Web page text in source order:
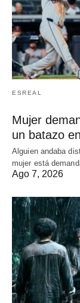
ESREAL
Mujer
un batazo
Alguien andaba
mujer está
Ago 7, 2026